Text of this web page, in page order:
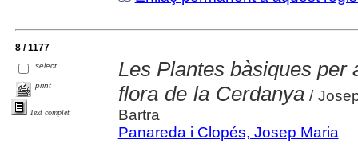
8 / 1177
select
print
Text complet
Les Plantes bàsiques per
flora de la Cerdanya/
Bartra
Panareda i Clopés, Josep Maria